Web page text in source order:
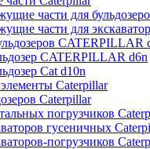
части для
части для
CATERPILLAR
CATERPILLAR d6n
Сat d10n
Caterpillar
Caterpillar
погрузчиков
гусеничных
погрузчиков